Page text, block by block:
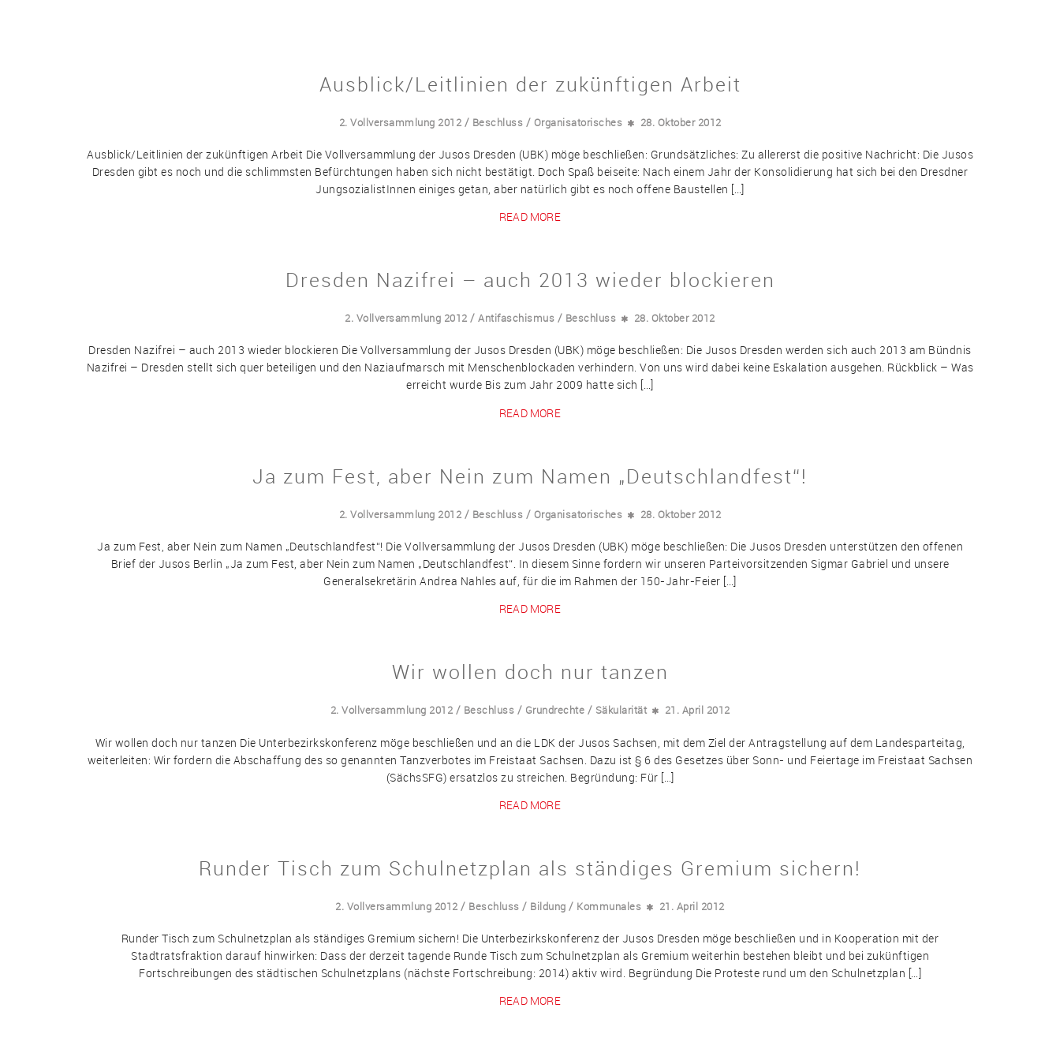
Ausblick/Leitlinien der zukünftigen Arbeit
2. Vollversammlung 2012 / Beschluss / Organisatorisches 28. Oktober 2012
Ausblick/Leitlinien der zukünftigen Arbeit Die Vollversammlung der Jusos Dresden (UBK) möge beschließen: Grundsätzliches: Zu allererst die positive Nachricht: Die Jusos
Dresden gibt es noch und die schlimmsten Befürchtungen haben sich nicht bestätigt. Doch Spaß beiseite: Nach einem Jahr der Konsolidierung hat sich bei den Dresdner
JungsozialistInnen einiges getan, aber natürlich gibt es noch offene Baustellen […]
READ MORE
Dresden Nazifrei – auch 2013 wieder blockieren
2. Vollversammlung 2012 /Antifaschismus / Beschluss 28. Oktober 2012
Dresden Nazifrei – auch 2013 wieder blockieren Die Vollversammlung der Jusos Dresden (UBK) möge beschließen: Die Jusos Dresden werden sich auch 2013 am Bündnis
Nazifrei – Dresden stellt sich quer beteiligen und den Naziaufmarsch mit Menschenblockaden verhindern. Von uns wird dabei keine Eskalation ausgehen. Rückblick – Was
erreicht wurde Bis zum Jahr 2009 hatte sich […]
READ MORE
Ja zum Fest, aber Nein zum Namen „Deutschlandfest“!
2. Vollversammlung 2012 / Beschluss / Organisatorisches 28. Oktober 2012
Ja zum Fest, aber Nein zum Namen „Deutschlandfest“! Die Vollversammlung der Jusos Dresden (UBK) möge beschließen: Die Jusos Dresden unterstützen den offenen
Brief der Jusos Berlin „Ja zum Fest, aber Nein zum Namen „Deutschlandfest“. In diesem Sinne fordern wir unseren Parteivorsitzenden Sigmar Gabriel und unsere
Generalsekretärin Andrea Nahles auf, für die im Rahmen der 150-Jahr-Feier […]
READ MORE
Wir wollen doch nur tanzen
2. Vollversammlung 2012 / Beschluss / Grundrechte / Säkularität 21. April 2012
Wir wollen doch nur tanzen Die Unterbezirkskonferenz möge beschließen und an die LDK der Jusos Sachsen, mit dem Ziel der Antragstellung auf dem Landesparteitag,
weiterleiten: Wir fordern die Abschaffung des so genannten Tanzverbotes im Freistaat Sachsen. Dazu ist § 6 des Gesetzes über Sonn- und Feiertage im Freistaat Sachsen
(SächsSFG) ersatzlos zu streichen. Begründung: Für […]
READ MORE
Runder Tisch zum Schulnetzplan als ständiges Gremium sichern!
2. Vollversammlung 2012 / Beschluss / Bildung / Kommunales 21. April 2012
Runder Tisch zum Schulnetzplan als ständiges Gremium sichern! Die Unterbezirkskonferenz der Jusos Dresden möge beschließen und in Kooperation mit der
Stadtratsfraktion darauf hinwirken: Dass der derzeit tagende Runde Tisch zum Schulnetzplan als Gremium weiterhin bestehen bleibt und bei zukünftigen
Fortschreibungen des städtischen Schulnetzplans (nächste Fortschreibung: 2014) aktiv wird. Begründung Die Proteste rund um den Schulnetzplan […]
READ MORE